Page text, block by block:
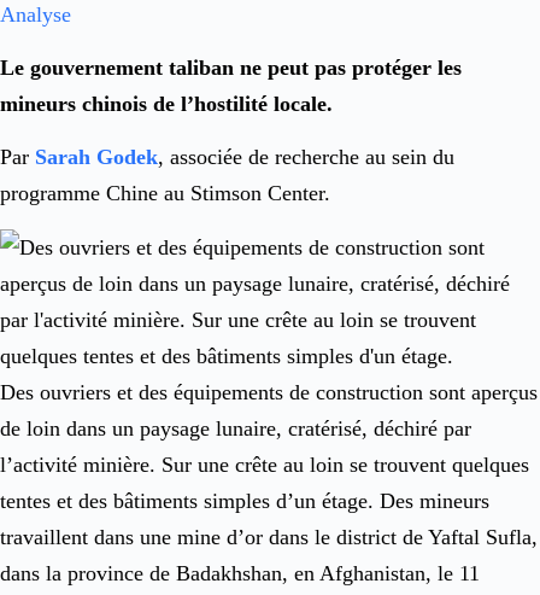
Analyse
Le gouvernement taliban ne peut pas protéger les
mineurs chinois de l’hostilité locale.
Par Sarah Godek, associée de recherche au sein du
programme Chine au Stimson Center.
Des ouvriers et des équipements de construction sont aperçus
de loin dans un paysage lunaire, cratérisé, déchiré par
l’activité minière. Sur une crête au loin se trouvent quelques
tentes et des bâtiments simples d’un étage. Des mineurs
travaillent dans une mine d’or dans le district de Yaftal Sufla,
dans la province de Badakhshan, en Afghanistan, le 11